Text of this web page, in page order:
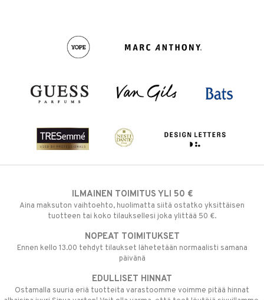
ILMAINEN TOIMITUS YLI 50 €
Aina maksuton vaihtoehto, huolimatta siitä ostatko yksittäisen
tuotteen tai koko tilauksellesi joka ylittää 50 €.
NOPEAT TOIMITUKSET
Ennen kello 13.00 tehdyt tilaukset lähetetään normaalisti samana
päivänä
EDULLISET HINNAT
Ostamalla suuria eriä tuotteita varastoomme voimme pitää hinnat